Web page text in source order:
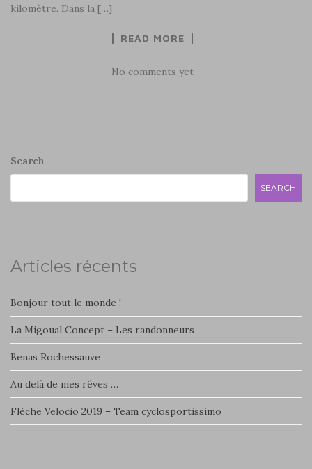
kilomètre. Dans la […]
READ MORE
No comments yet
Search
SEARCH
Articles récents
Bonjour tout le monde !
La Migoual Concept – Les randonneurs
Benas Rochessauve
Au delà de mes rêves …
Flèche Velocio 2019 – Team cyclosportissimo